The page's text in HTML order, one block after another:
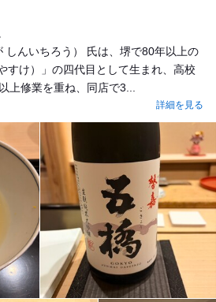
しんいちろう） 氏は、堺で80年以上の
すけ）」の四代目として生まれ、高校
上修業を重ね、同店で3...
詳細を見る